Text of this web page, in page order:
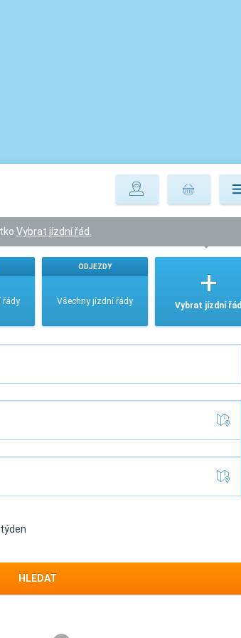
Vybrat jízdní řád.
řády
ODJEZDY
Všechny jízdní řády Vybrat jízdní řád
HLEDAT